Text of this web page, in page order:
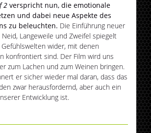
2 verspricht nun, die emotionale
und dabei neue Aspekte des
zu beleuchten. Die Einführung neuer
Neid, Langeweile und Zweifel spiegelt
Gefühlswelten wider, mit denen
konfrontiert sind. Der Film wird uns
zum Lachen und zum Weinen bringen.
er sicher wieder mal daran, dass das
zwar herausfordernd, aber auch ein
Entwicklung ist.